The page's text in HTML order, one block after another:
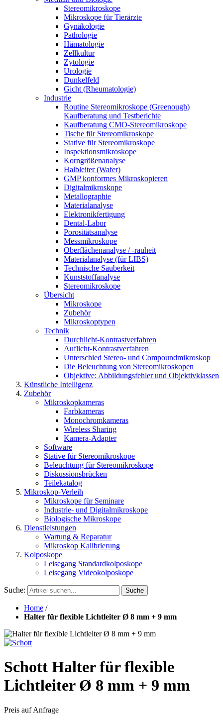
Stereomikroskope
Mikroskope für Tierärzte
Gynäkologie
Pathologie
Hämatologie
Zellkultur
Zytologie
Urologie
Dunkelfeld
Gicht (Rheumatologie)
Industrie
Routine Stereomikroskope (Greenough)
Kaufberatung und Testberichte
Kaufberatung CMO-Stereomikroskope
Tische für Stereomikroskope
Stative für Stereomikroskope
Inspektionsmikroskope
Korngrößenanalyse
Halbleiter (Wafer)
GMP konformes Mikroskopieren
Digitalmikroskope
Metallographie
Materialanalyse
Elektronikfertigung
Dental-Labor
Porositätsanalyse
Messmikroskope
Oberflächenanalyse / -rauheit
Materialanalyse (für LIBS)
Technische Sauberkeit
Kunststoffanalyse
Stereomikroskope
Übersicht
Mikroskope
Zubehör
Mikroskoptypen
Technik
Durchlicht-Kontrastverfahren
Auflicht-Kontrastverfahren
Unterschied Stereo- und Compoundmikroskop
Die Beleuchtung von Stereomikroskopen
Objektive: Abbildungsfehler und Objektivklassen
Künstliche Intelligenz
Zubehör
Mikroskopkameras
Farbkameras
Monochromkameras
Wireless Sharing
Kamera-Adapter
Software
Stative für Stereomikroskope
Beleuchtung für Stereomikroskope
Diskussionsbrücken
Teilekatalog
Mikroskop-Verleih
Mikroskope für Seminare
Industrie- und Digitalmikroskope
Biologische Mikroskope
Dienstleistungen
Wartung & Reparatur
Mikroskop Kalibrierung
Kolposkope
Leisegang Standardkolposkope
Leisegang Videokolposkope
Suche: Suche
Home /
Halter für flexible Lichtleiter Ø 8 mm + 9 mm
Schott Halter für flexible
Lichtleiter Ø 8 mm + 9 mm
Preis auf Anfrage